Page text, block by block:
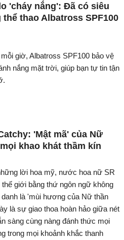
'cháy nắng': Đã có siêu
thao Albatross SPF100
giờ, Albatross SPF100 bảo vệ
nắng mặt trời, giúp bạn tự tin tận
'Mật mã' của Nữ
khao khát thầm kín
lời hoa mỹ, nước hoa nữ SR
giới bằng thứ ngôn ngữ không
là 'mùi hương của Nữ thần
là sự giao thoa hoàn hảo giữa nét
sàng cùng nàng đánh thức mọi
trong mọi khoảnh khắc thanh